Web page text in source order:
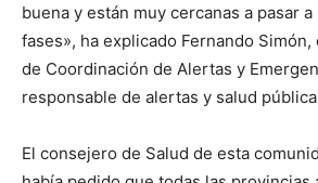
buena y están muy cercanas a pasar
fases», ha explicado Fernando
de Coordinación de Alertas y
responsable de alertas y salud
El consejero de Salud de esta